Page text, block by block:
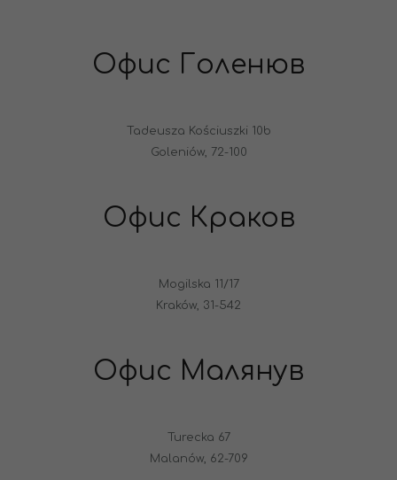
Офис Голенюв
Tadeusza Kościuszki 10b
Goleniów, 72-100
Офис Краков
Mogilska 11/17
Kraków, 31-542
Офис Малянув
Turecka 67
Malanów, 62-709